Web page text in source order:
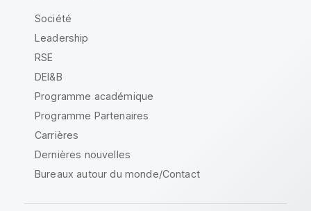
Société
Leadership
RSE
DEI&B
Programme académique
Programme Partenaires
Carrières
Dernières nouvelles
Bureaux autour du monde/Contact